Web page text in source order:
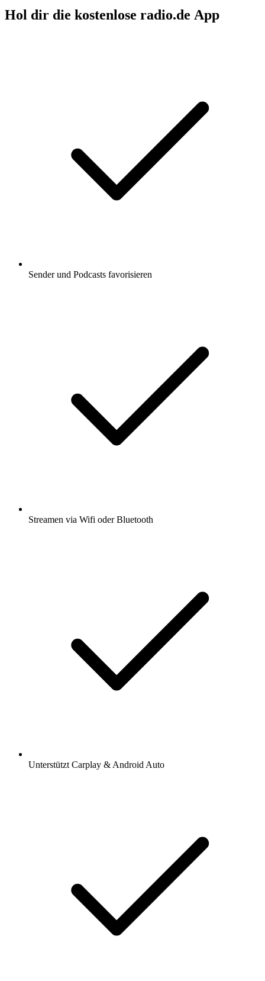
Hol dir die kostenlose radio.de App
Sender und Podcasts favorisieren
Streamen via Wifi oder Bluetooth
Unterstützt Carplay & Android Auto